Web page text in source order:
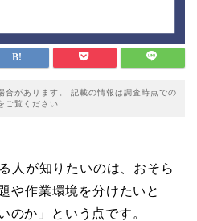
合があります。 記載の情報は調査時点での
ご覧ください
人が知りたいのは、おそら
や作業環境を分けたいと
のか」という点です。